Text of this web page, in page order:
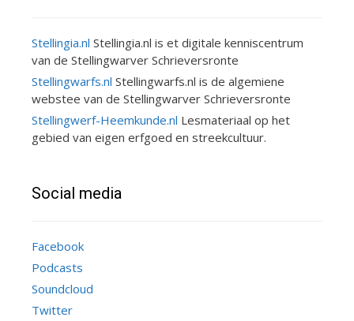
Stellingia.nl Stellingia.nl is et digitale kenniscentrum
van de Stellingwarver Schrieversronte
Stellingwarfs.nl Stellingwarfs.nl is de algemiene
webstee van de Stellingwarver Schrieversronte
Stellingwerf-Heemkunde.nl Lesmateriaal op het
gebied van eigen erfgoed en streekcultuur.
Social media
Facebook
Podcasts
Soundcloud
Twitter